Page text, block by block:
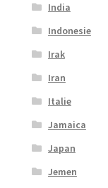
India
Indonesie
Irak
Iran
Italie
Jamaica
Japan
Jemen